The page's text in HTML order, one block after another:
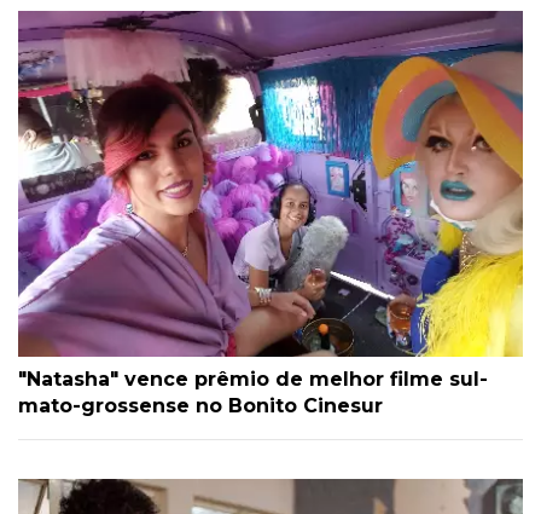
"Natasha" vence prêmio de melhor filme sul-
mato-grossense no Bonito Cinesur